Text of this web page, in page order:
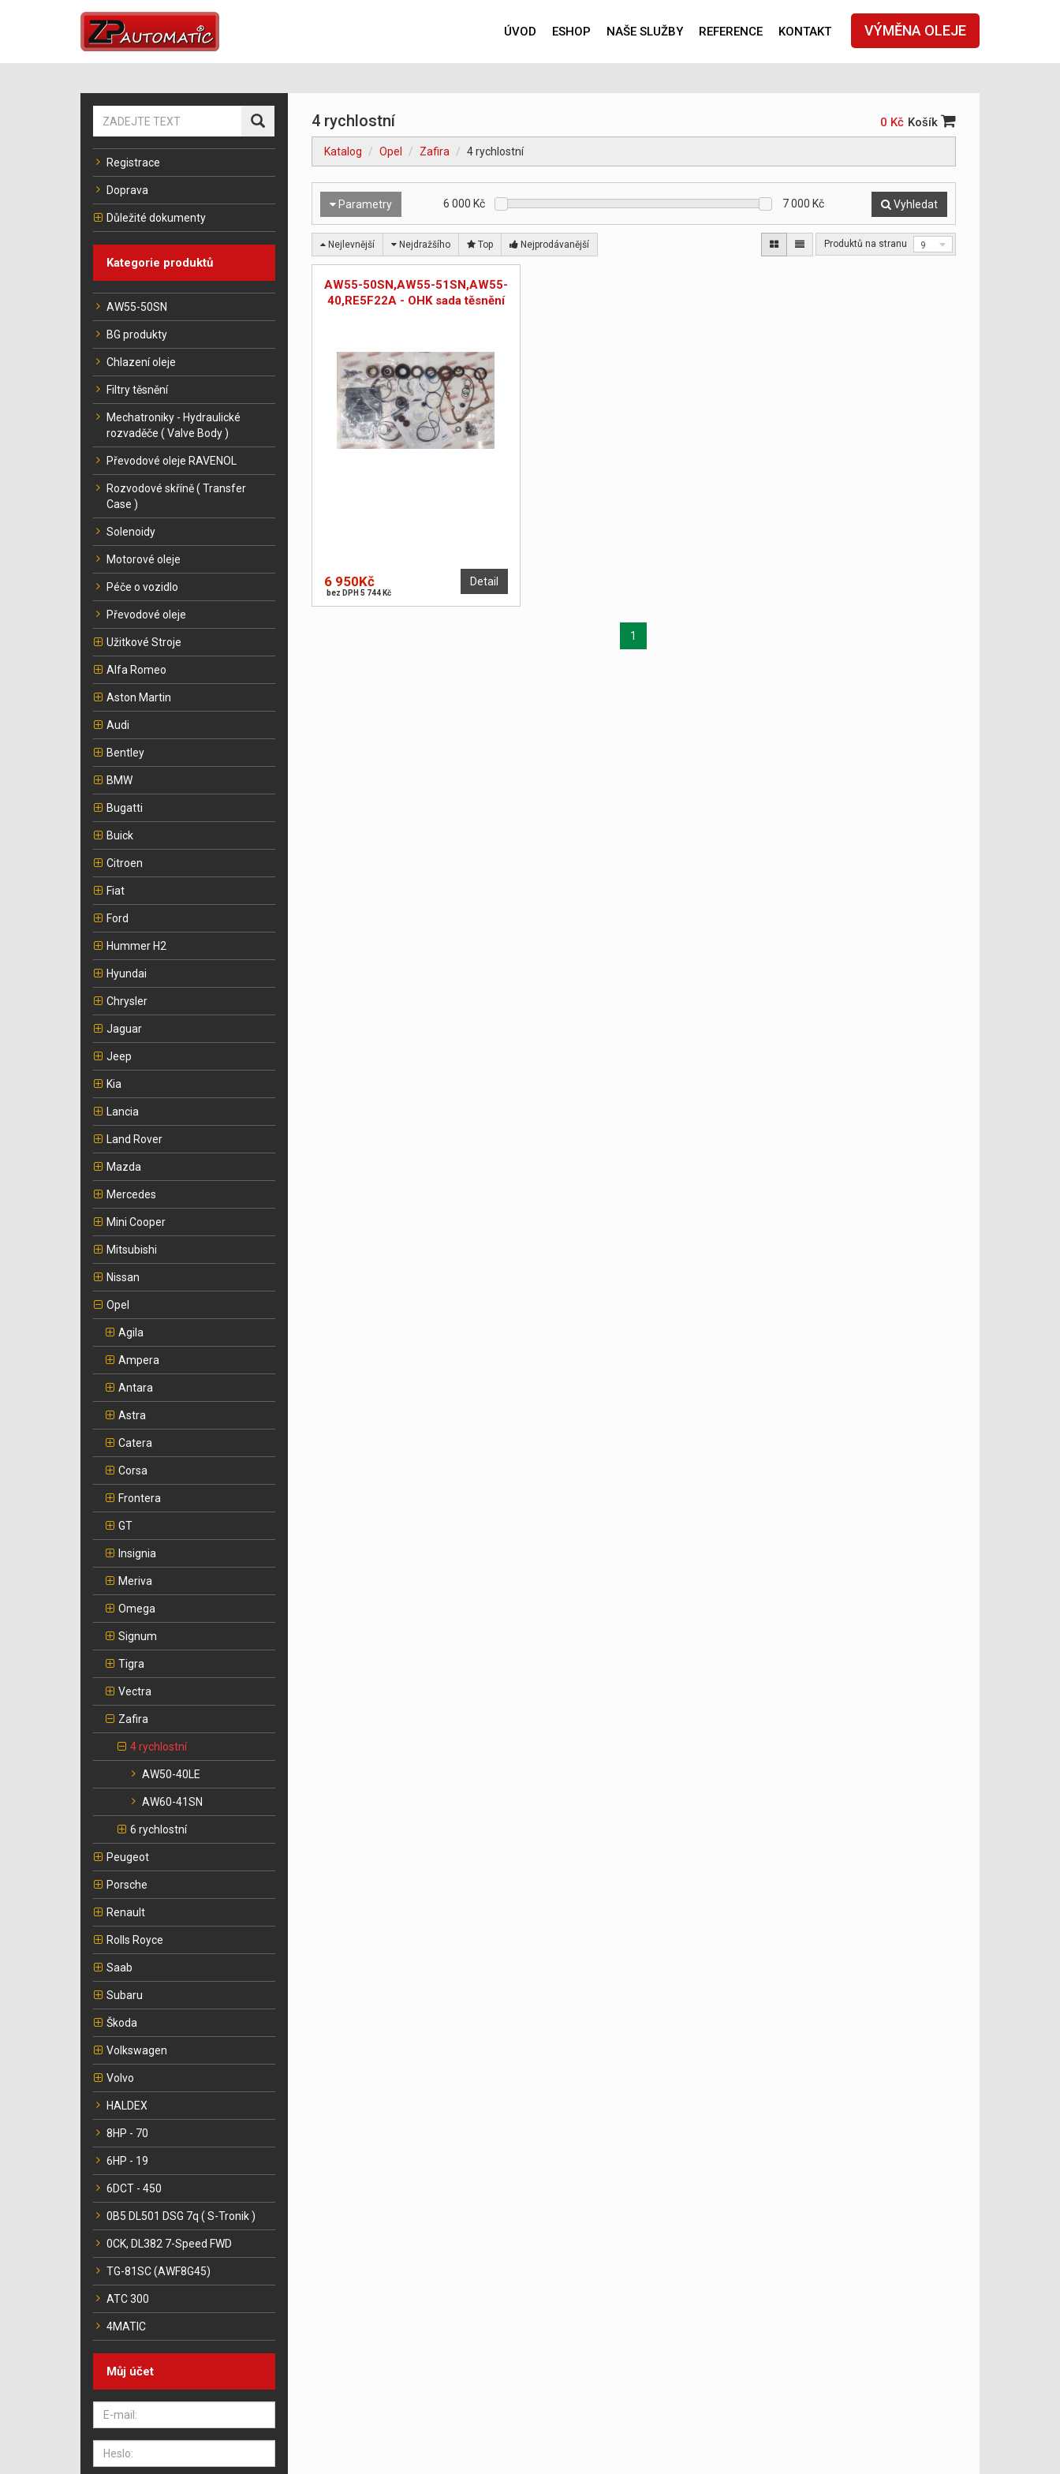
VÝMĚNA OLEJE
ÚVOD ESHOP NAŠE SLUŽBY REFERENCE KONTAKT
Registrace
Doprava
Důležité dokumenty
Kategorie produktů
AW55-50SN
BG produkty
Chlazení oleje
Filtry těsnění
Mechatroniky - Hydraulické
rozvaděče ( Valve Body )
Převodové oleje RAVENOL
Rozvodové skříně ( Transfer
Case )
Solenoidy
Motorové oleje
Péče o vozidlo
Převodové oleje
Užitkové Stroje
Alfa Romeo
Aston Martin
Audi
Bentley
BMW
Bugatti
Buick
Citroen
Fiat
Ford
Hummer H2
Hyundai
Chrysler
Jaguar
Jeep
Kia
Lancia
Land Rover
Mazda
Mercedes
Mini Cooper
Mitsubishi
Nissan
Opel
Agila
Ampera
Antara
Astra
Catera
Corsa
Frontera
GT
Insignia
Meriva
Omega
Signum
Tigra
Vectra
Zafira
4 rychlostní
AW50-40LE
AW60-41SN
6 rychlostní
Peugeot
Porsche
Renault
Rolls Royce
Saab
Subaru
Škoda
Volkswagen
Volvo
HALDEX
8HP - 70
6HP - 19
6DCT - 450
0B5 DL501 DSG 7q ( S-Tronik )
0CK, DL382 7-Speed FWD
TG-81SC (AWF8G45)
ATC 300
4MATIC
Můj účet
4 rychlostní 0 Kč Košík
Katalog Opel Zafira 4 rychlostní
Parametry 6 000 Kč 7 000 Kč Vyhledat
Nejlevnější Nejdražšího Top Nejprodávanější Produktů na stranu 9
AW55-50SN,AW55-51SN,AW55-
40,RE5F22A - OHK sada těsnění
Detail
6 950Kč
bez DPH 5 744 Kč
1